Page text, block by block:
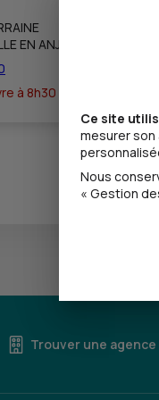
EN ANJOU
à 8h30
Trouver une agence
Ce site
mesurer
Nous
« Gestion